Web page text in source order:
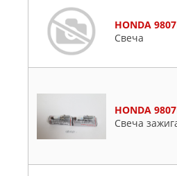
HONDA
Свеча
HONDA
Свеча